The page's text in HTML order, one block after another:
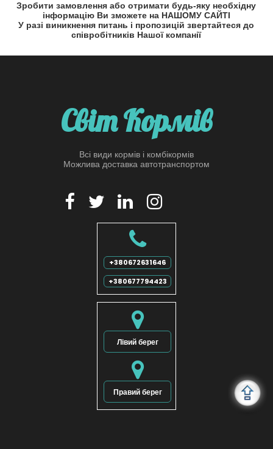
Зробити замовлення або отримати будь-яку необхідну
інформацію Ви зможете на НАШОМУ САЙТІ
У разі виникнення питань і пропозицій звертайтеся до
співробітників Нашої компанії
Світ Кормів
Всі види кормів і комбікормів
Можлива доставка автотранспортом
   

+380672631646
+380677794423

Лівий берег

Правий берег